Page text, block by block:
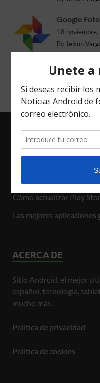
Google
18
By Jeison
ENTRADAS
Top 5 Gadgets que
Cómo actualizar Play
Las mejores
ACERCA DE
Sitio Android, el mejor
español, tecnología,
mucho más.
Política de privacidad
Política de cookies